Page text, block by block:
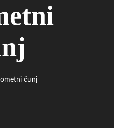
čunj